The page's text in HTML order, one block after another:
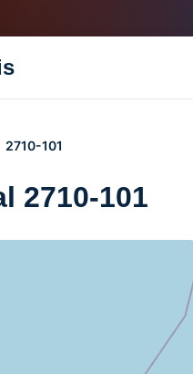
2710-101
2710-101